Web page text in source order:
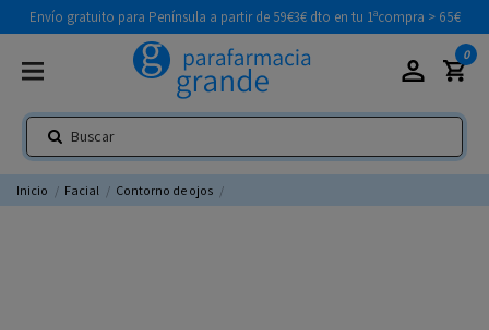
Envío gratuito para Península a partir de 59€3€ dto en tu 1ªcompra > 65€
0
Inicio Facial Contorno de ojos